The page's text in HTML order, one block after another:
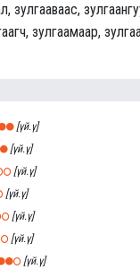
зулгаамаар,
[үй.ү]
[үй.ү]
[үй.ү]
[үй.ү]
[үй.ү]
[үй.ү]
[үй.ү]